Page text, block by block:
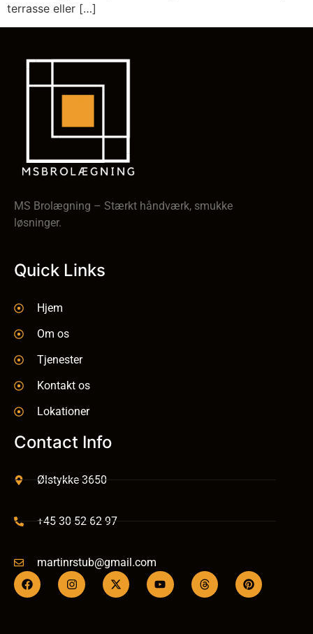
terrasse eller […]
MS Brolægning – Stærkt håndværk, smukke
løsninger.
Quick Links
Hjem
Om os
Tjenester
Kontakt os
Lokationer
Contact Info
Ølstykke 3650
+45 30 52 62 97
martinrstub@gmail.com